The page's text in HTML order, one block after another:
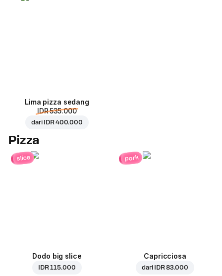
Lima pizza sedang
IDR 535.000
dari IDR 400.000
Pizza
slice
Dodo big slice
IDR 115.000
pork
Capricciosa
dari IDR 83.000